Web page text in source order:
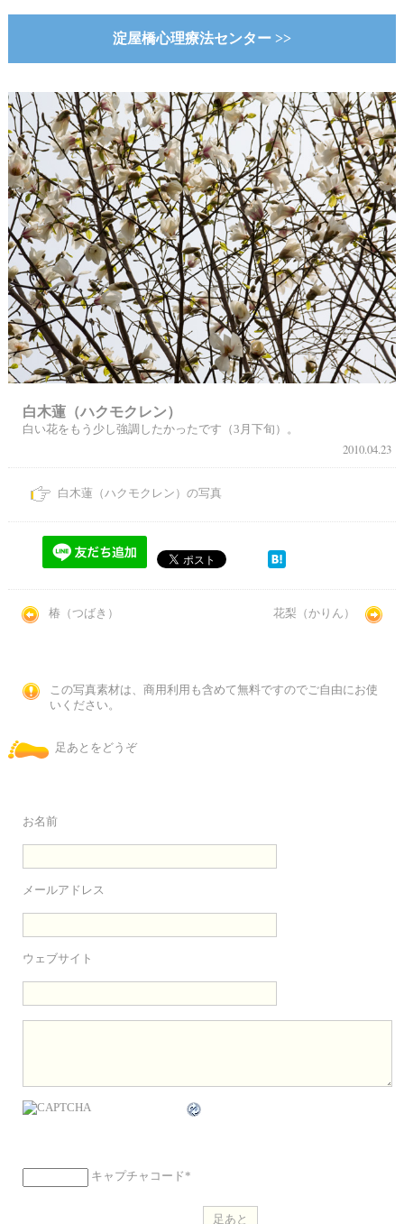
淀屋橋心理療法センター >>
白木蓮（ハクモクレン）
白い花をもう少し強調したかったです（3月下旬）。
2010.04.23
白木蓮（ハクモクレン）の写真
椿（つばき） 花梨（かりん）
この写真素材は、商用利用も含めて無料ですのでご自由にお使
いください。
足あとをどうぞ
お名前
メールアドレス
ウェブサイト
キャプチャコード *